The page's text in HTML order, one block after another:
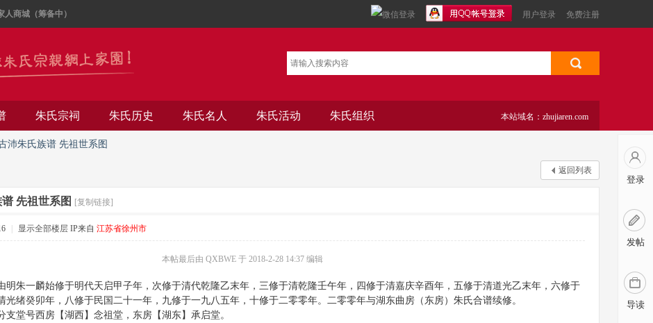
用户登录 免费注册
人商城（筹备中）
朱氏宗祠 朱氏历史 朱氏名人 朱氏活动 朱氏组织 本站域名：zhujiaren.com
沛朱氏族谱 先祖世系图
返回列表
先祖世系图 [复制链接]
显示全部楼层 IP来自 江苏省徐州市
本帖最后由 QXBWE 于 2018-2-28 14:37 编辑
明朱一麟始修于明代天启甲子年，次修于清代乾隆乙末年，三修于清乾隆壬午年，四修于清嘉庆辛酉年，五修于清道光乙末年，六修于
光绪癸卯年，八修于民国二十一年，九修于一九八五年，十修于二零零年。二零零年与湖东曲房（东房）朱氏合谱续修。
支堂号西房【湖西】念祖堂，东房【湖东】承启堂。
登录
发帖
导读